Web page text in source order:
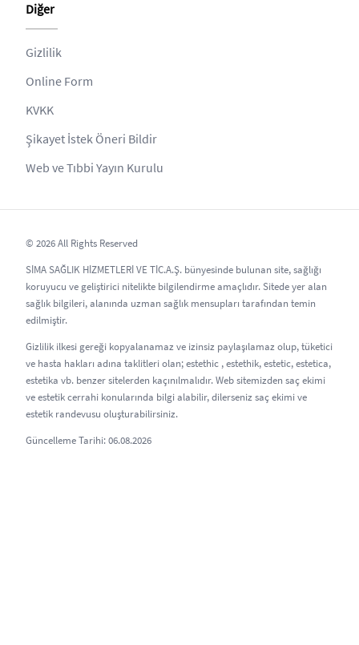
Diğer
Gizlilik
Online Form
KVKK
Şikayet İstek Öneri Bildir
Web ve Tıbbi Yayın Kurulu
© 2026 All Rights Reserved
SİMA SAĞLIK HİZMETLERİ VE TİC.A.Ş. bünyesinde bulunan site, sağlığı
koruyucu ve geliştirici nitelikte bilgilendirme amaçlıdır. Sitede yer alan
sağlık bilgileri, alanında uzman sağlık mensupları tarafından temin
edilmiştir.
Gizlilik ilkesi gereği kopyalanamaz ve izinsiz paylaşılamaz olup, tüketici
ve hasta hakları adına taklitleri olan; estethic , estethik, estetic, estetica,
estetika vb. benzer sitelerden kaçınılmalıdır. Web sitemizden saç ekimi
ve estetik cerrahi konularında bilgi alabilir, dilerseniz saç ekimi ve
estetik randevusu oluşturabilirsiniz.
Güncelleme Tarihi: 06.08.2026